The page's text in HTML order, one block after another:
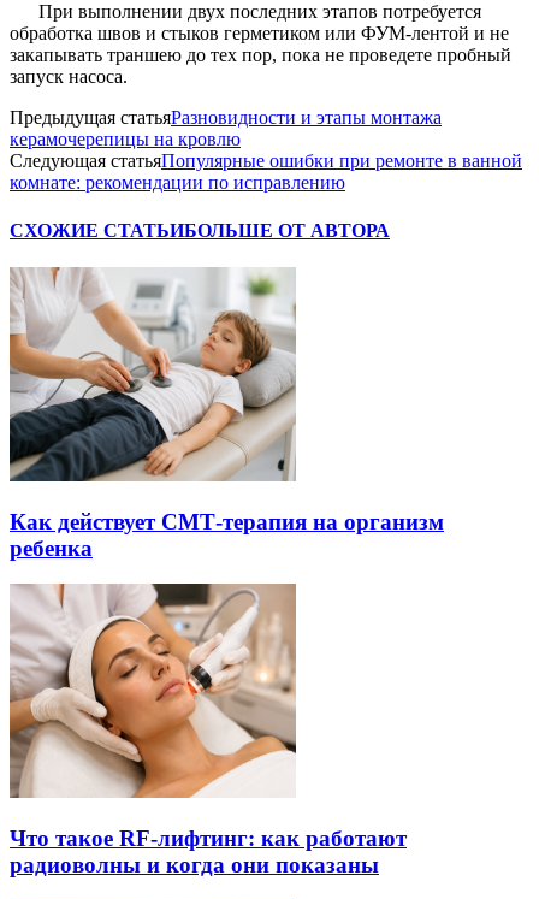
При выполнении двух последних этапов потребуется
обработка швов и стыков герметиком или ФУМ-лентой и не
закапывать траншею до тех пор, пока не проведете пробный
запуск насоса.
Предыдущая статьяРазновидности и этапы монтажа
керамочерепицы на кровлю
Следующая статьяПопулярные ошибки при ремонте в ванной
комнате: рекомендации по исправлению
СХОЖИЕ СТАТЬИБОЛЬШЕ ОТ АВТОРА
Как действует СМТ-терапия на организм
ребенка
Что такое RF-лифтинг: как работают
радиоволны и когда они показаны